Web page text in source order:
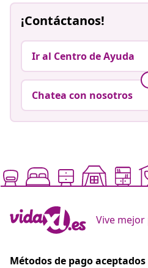
¡Contáctanos!
Ir al Centro de Ayuda
Chatea con nosotros
Vive
Métodos de pago aceptados